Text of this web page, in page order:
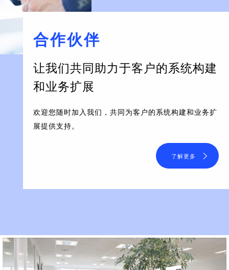
合作伙伴
让我们共同助力于客户的系统构建
和业务扩展
欢迎您随时加入我们，共同为客户的系统构建和业务扩
展提供支持。
了解更多